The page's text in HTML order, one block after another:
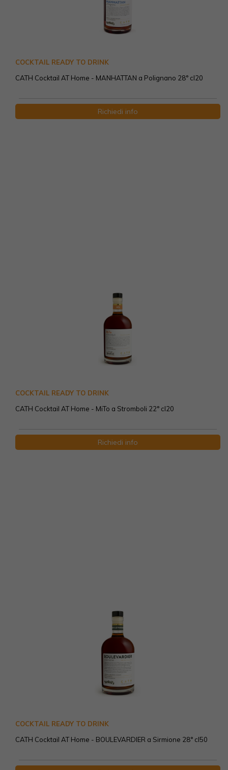
COCKTAIL READY TO DRINK
CATH Cocktail AT Home - MANHATTAN a Polignano 28° cl20
Richiedi info
COCKTAIL READY TO DRINK
CATH Cocktail AT Home - MiTo a Stromboli 22° cl20
Richiedi info
COCKTAIL READY TO DRINK
CATH Cocktail AT Home - BOULEVARDIER a Sirmione 28° cl50